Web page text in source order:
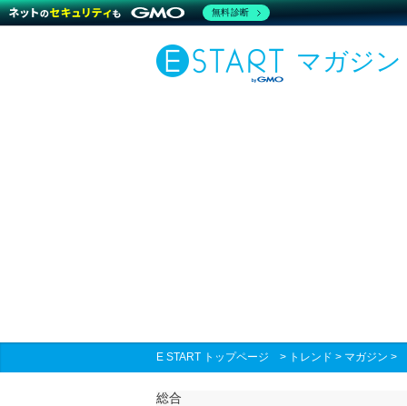
マガジン
E START トップページ > トレンド > マガジン >
総合
無料診断